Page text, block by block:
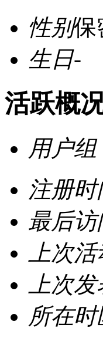
性别保
生日-
活跃概
用户组
注册时
最后访
上次
上次
所在时